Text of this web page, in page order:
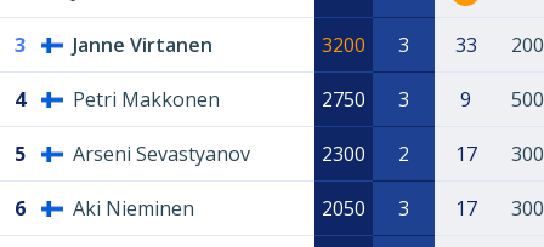
3 Janne Virtanen 3200 3 33 200
4 Petri Makkonen 2750 3 9 500
5 Arseni Sevastyanov 2300 2 17 300
6 Aki Nieminen 2050 3 17 300